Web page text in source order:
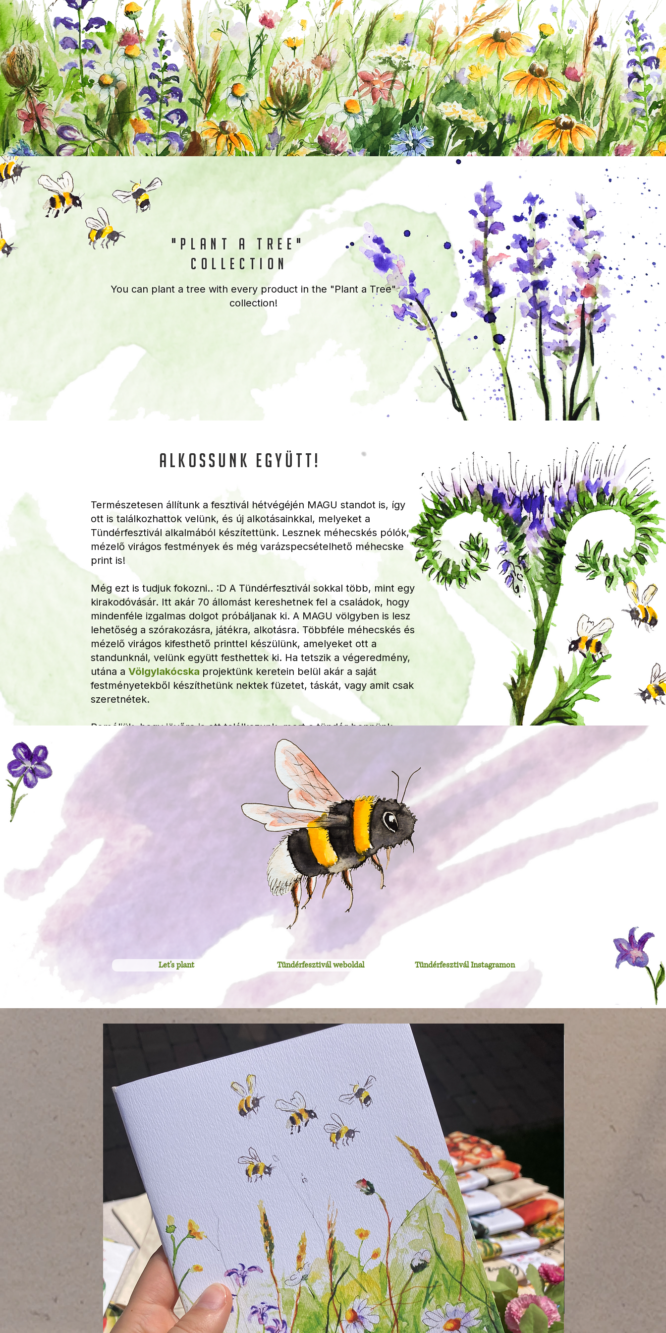
"plant a tree"
collection
You can plant a tree with every product in the "Plant a Tree"
collection!
alkossunk együtt!
Természetesen állítunk a fesztivál hétvégéjén MAGU standot is, így
ott is találkozhattok velünk, és új alkotásainkkal, melyeket a
Tündérfesztivál alkalmából készítettünk. Lesznek méhecskés pólók,
mézelő virágos festmények és még varázspecsételhető méhecske
print is!
Még ezt is tudjuk fokozni.. :D A Tündérfesztivál sokkal több, mint egy
kirakodóvásár. Itt akár 70 állomást kereshetnek fel a családok, hogy
mindenféle izgalmas dolgot próbáljanak ki. A MAGU völgyben is lesz
lehetőség a szórakozásra, játékra, alkotásra. Többféle méhecskés és
mézelő virágos kifesthető printtel készülünk, amelyeket ott a
standunknál, velünk együtt festhettek ki. Ha tetszik a végeredmény,
utána a Völgylakócska projektünk keretein belül akár a saját
festményetekből készíthetünk nektek füzetet, táskát, vagy amit csak
szeretnétek.
Reméljük, hogy jövőre is ott találkozunk, mert a tündér bennünk
lakik! ❤️
Let's plant Tündérfesztivál weboldal Tündérfesztivál Instagramon